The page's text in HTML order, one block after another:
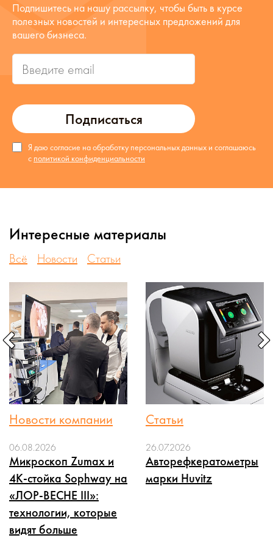
Подписаться
Я даю согласие на обработку персональных данных и соглашаюсь
с политикой конфиденциальности
Подпишитесь на нашу рассылку, чтобы быть в курсе
полезных новостей и интересных предложений для
вашего бизнеса.
Интересные материалы
Всё Новости Статьи
Новости компании
06.08.2026
Микроскоп Zumax и
4K-стойка Sophway на
«ЛОР-ВЕСНЕ III»:
технологии, которые
видят больше
Статьи
26.07.2026
Авторефкератометры
марки Huvitz